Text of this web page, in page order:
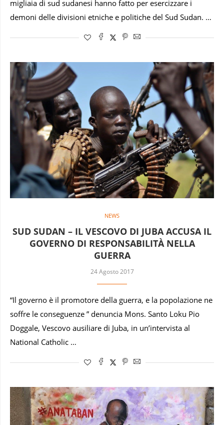
migliaia di sud sudanesi hanno fatto per esercizzare i
demoni delle divisioni etniche e politiche del Sud Sudan. …
NEWS
SUD SUDAN – IL VESCOVO DI JUBA ACCUSA IL
GOVERNO DI RESPONSABILITÀ NELLA
GUERRA
24 Agosto 2017
“Il governo è il promotore della guerra, e la popolazione ne
soffre le conseguenze ” denuncia Mons. Santo Loku Pio
Doggale, Vescovo ausiliare di Juba, in un’intervista al
National Catholic …